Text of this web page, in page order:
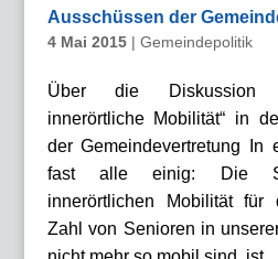
Ausschüssen der
4 Mai 2015| Gemeindepolitik
Über die Diskussion
innerörtliche Mobilität“ in
der Gemeindevertretung In
fast alle einig: Die
innerörtlichen Mobilität für
Zahl von Senioren in